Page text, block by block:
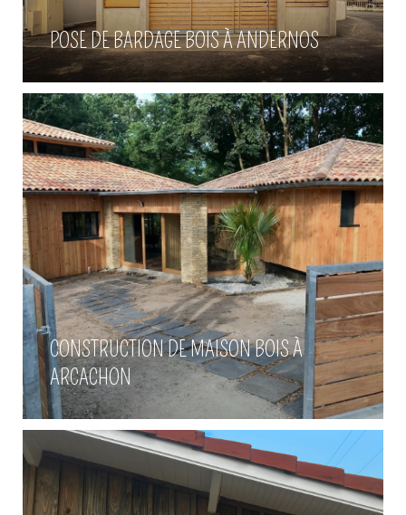
POSE DE BARDAGE BOIS À ANDERNOS
CONSTRUCTION DE MAISON BOIS À
ARCACHON
Arcachon
Voir plus
Fabrication de volets sur-
mesure à Gujan-mestras
Voir plus